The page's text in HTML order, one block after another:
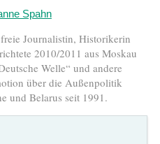
Spahn
Journalistin, Historikerin
2010/2011 aus Moskau
Welle“ und andere
über die Außenpolitik
und Belarus seit 1991.